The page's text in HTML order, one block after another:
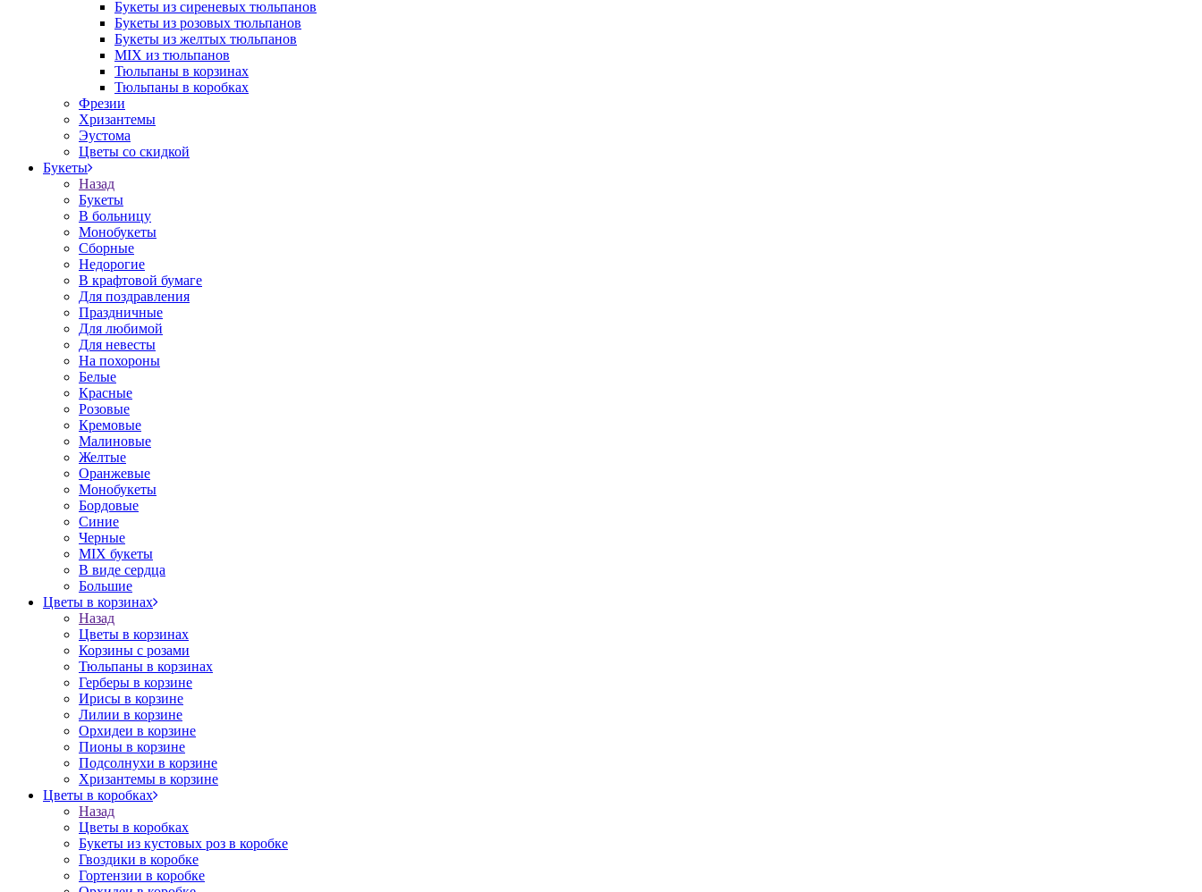
Букеты из сиреневых тюльпанов
Букеты из розовых тюльпанов
Букеты из желтых тюльпанов
MIX из тюльпанов
Тюльпаны в корзинах
Тюльпаны в коробках
Фрезии
Хризантемы
Эустома
Цветы со скидкой
Букеты
Назад
Букеты
В больницу
Монобукеты
Сборные
Недорогие
В крафтовой бумаге
Для поздравления
Праздничные
Для любимой
Для невесты
На похороны
Белые
Красные
Розовые
Кремовые
Малиновые
Желтые
Оранжевые
Монобукеты
Бордовые
Синие
Черные
MIX букеты
В виде сердца
Большие
Цветы в корзинах
Назад
Цветы в корзинах
Корзины с розами
Тюльпаны в корзинах
Герберы в корзине
Ирисы в корзине
Лилии в корзине
Орхидеи в корзине
Пионы в корзине
Подсолнухи в корзине
Хризантемы в корзине
Цветы в коробках
Назад
Цветы в коробках
Букеты из кустовых роз в коробке
Гвоздики в коробке
Гортензии в коробке